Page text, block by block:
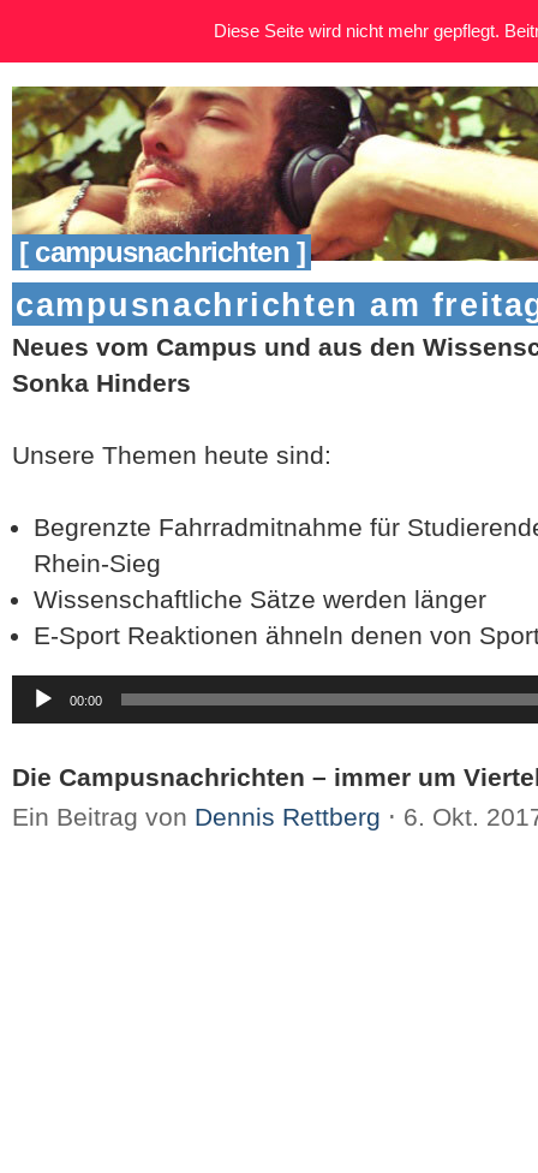
[ campusnachrichten ]
campusnachrichten am
Neues vom Campus und aus den
Sonka Hinders
Unsere Themen heute sind:
Begrenzte Fahrradmitnahme für
Rhein-Sieg
Wissenschaftliche Sätze werden länger
E-Sport Reaktionen ähneln denen von
Audio-
Player
00:00
Die Campusnachrichten – immer um
Ein Beitrag von Dennis Rettberg ⋅ 6. Okt.
Diese Seite wird nicht mehr gepflegt.